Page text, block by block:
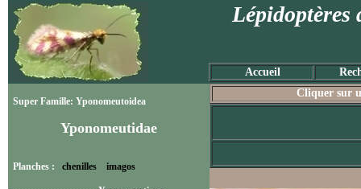
Lépidoptères
Accueil
Super Famille: Yponomeutoidea
Yponomeutidae
Planches : chenilles imagos
Cliquer sur